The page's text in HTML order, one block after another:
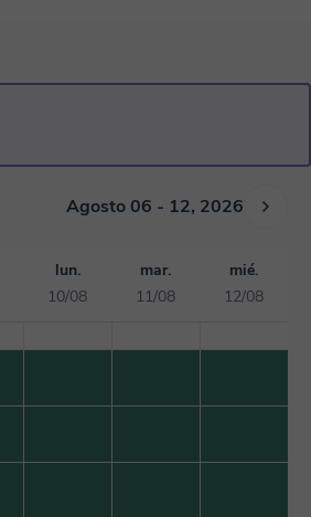
Agosto 06 - 12, 2026
lun.
10/08
mar.
11/08
mié.
12/08